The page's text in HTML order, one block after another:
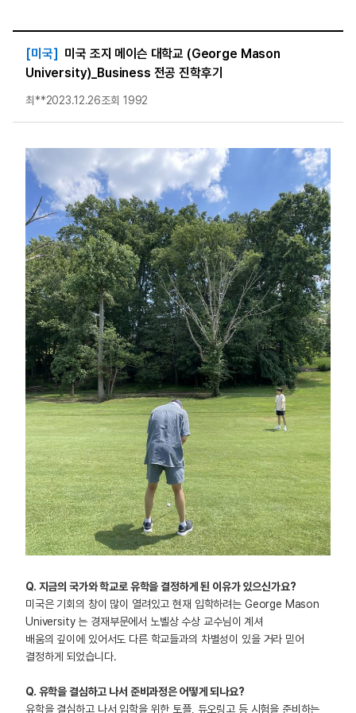
[미국] 미국 조지 메이슨 대학교 (George Mason
University)_Business 전공 진학후기
최**2023.12.26조회 1992
Q. 지금의 국가와 학교로 유학을 결정하게 된 이유가 있으신가요?
미국은 기회의 창이 많이 열려있고 현재 입학하려는 George Mason
University 는 경재부문에서 노벨상 수상 교수님이 계셔
배움의 깊이에 있어서도 다른 학교들과의 차별성이 있을 거라 믿어
결정하게 되었습니다.
Q. 유학을 결심하고 나서 준비과정은 어떻게 되나요?
유학을 결심하고 나서 입학을 위한 토플, 듀오링고 등 시험을 준비하는